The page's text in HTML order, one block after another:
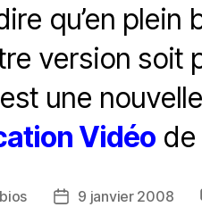
qu’en plein
version soit
une
Vidéo de
Date9 janvier 2008